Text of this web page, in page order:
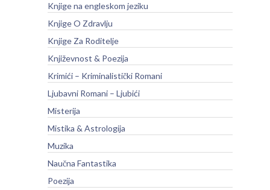
Knjige na engleskom jeziku
Knjige O Zdravlju
Knjige Za Roditelje
Književnost & Poezija
Krimići – Kriminalistički Romani
Ljubavni Romani – Ljubići
Misterija
Mistika & Astrologija
Muzika
Naučna Fantastika
Poezija